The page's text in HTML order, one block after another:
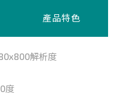
產品特色
解析度
度